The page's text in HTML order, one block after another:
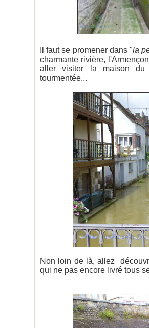
Il faut se promener dans "la
charmante rivière,
aller visiter la maison
tourmentée...
Non loin de là, allez
qui ne pas encore livré tous